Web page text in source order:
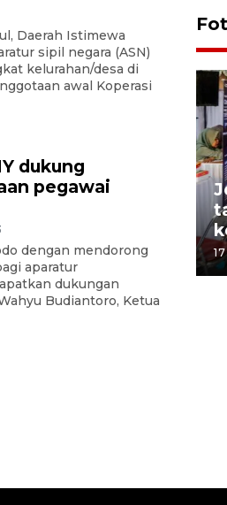
Daerah Istimewa
sipil negara (ASN)
kelurahan/desa di
awal Koperasi
dukung
pegawai
dengan mendorong
aparatur
dukungan
Budiantoro, Ketua
rupa karya
WIB